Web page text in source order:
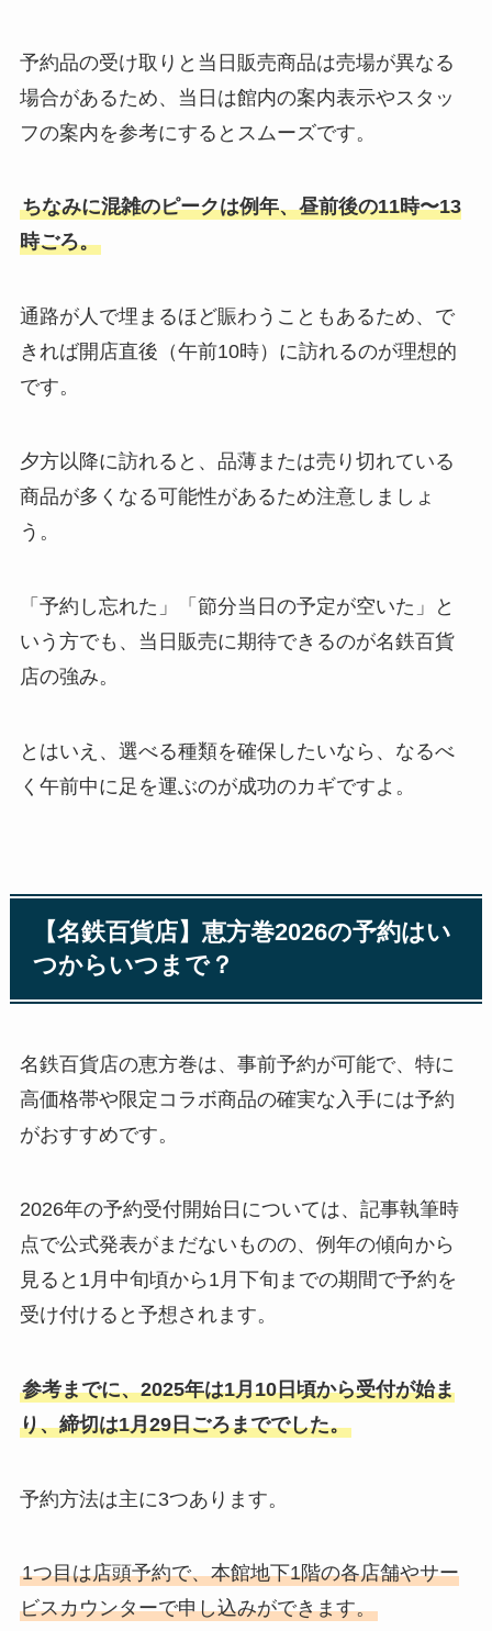
予約品の受け取りと当日販売商品は売場が異なる
場合があるため、当日は館内の案内表示やスタッ
フの案内を参考にするとスムーズです。
ちなみに混雑のピークは例年、昼前後の11時〜13
時ごろ。
通路が人で埋まるほど賑わうこともあるため、で
きれば開店直後（午前10時）に訪れるのが理想的
です。
夕方以降に訪れると、品薄または売り切れている
商品が多くなる可能性があるため注意しましょ
う。
「予約し忘れた」「節分当日の予定が空いた」と
いう方でも、当日販売に期待できるのが名鉄百貨
店の強み。
とはいえ、選べる種類を確保したいなら、なるべ
く午前中に足を運ぶのが成功のカギですよ。
【名鉄百貨店】恵方巻2026の予約はい
つからいつまで？
名鉄百貨店の恵方巻は、事前予約が可能で、特に
高価格帯や限定コラボ商品の確実な入手には予約
がおすすめです。
2026年の予約受付開始日については、記事執筆時
点で公式発表がまだないものの、例年の傾向から
見ると1月中旬頃から1月下旬までの期間で予約を
受け付けると予想されます。
参考までに、2025年は1月10日頃から受付が始ま
り、締切は1月29日ごろまででした。
予約方法は主に3つあります。
1つ目は店頭予約で、本館地下1階の各店舗やサー
ビスカウンターで申し込みができます。